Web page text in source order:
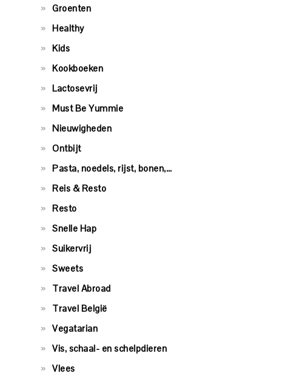
Groenten
Healthy
Kids
Kookboeken
Lactosevrij
Must Be Yummie
Nieuwigheden
Ontbijt
Pasta, noedels, rijst, bonen,…
Reis & Resto
Resto
Snelle Hap
Suikervrij
Sweets
Travel Abroad
Travel België
Vegatarian
Vis, schaal- en schelpdieren
Vlees